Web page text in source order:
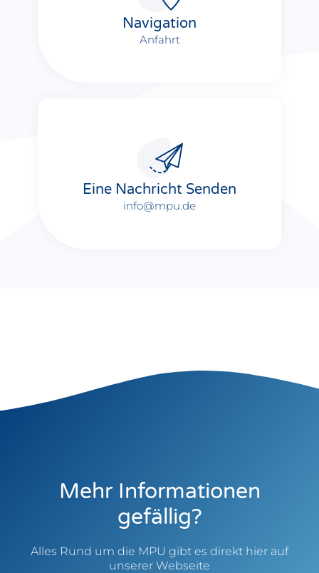
Navigation
Anfahrt
Eine Nachricht Senden
info@mpu.de​
Mehr Informationen
gefällig?
Alles Rund um die MPU gibt es direkt hier auf
unserer Webseite